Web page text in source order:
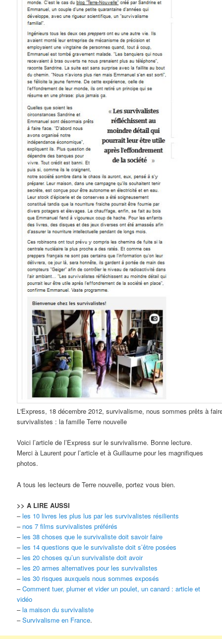
L'Express, 18 décembre 2012, survivalisme, nous sommes prêts à
survivalistes : la famille Terre nouvelle
Voici l’article de l’Express sur le survivalisme. Bonne lecture.
Merci à Laurent pour l’article et à Guillaume pour les magnifiques
photos.
A tous les lecteurs de Terre nouvelle, portez vous bien.
>> A LIRE AUSSI
–les 10 livres les plus lus par les survivalistes résilients
– nos 7 films survivalistes préférés
–les 38 choses que le survivaliste doit savoir faire
–les 14 questions que le survivaliste doit s’être posées
–les 20 choses qu’un survivaliste doit avoir
–les 20 armes alternatives pour les survivalistes
–les 30 risques auxquels nous sommes exposés
–Comment tuer, plumer et vider un poulet, un canard : article et
vidéo
–la maison du survivaliste
–Survivalisme en France.